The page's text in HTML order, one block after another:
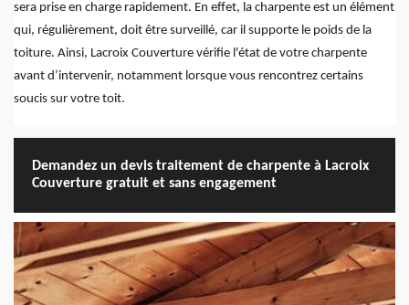
sera prise en charge rapidement. En effet, la charpente est un élément
qui, régulièrement, doit être surveillé, car il supporte le poids de la
toiture. Ainsi, Lacroix Couverture vérifie l'état de votre charpente
avant d’intervenir, notamment lorsque vous rencontrez certains
soucis sur votre toit.
Demandez un devis traitement de charpente à Lacroix
Couverture gratuit et sans engagement